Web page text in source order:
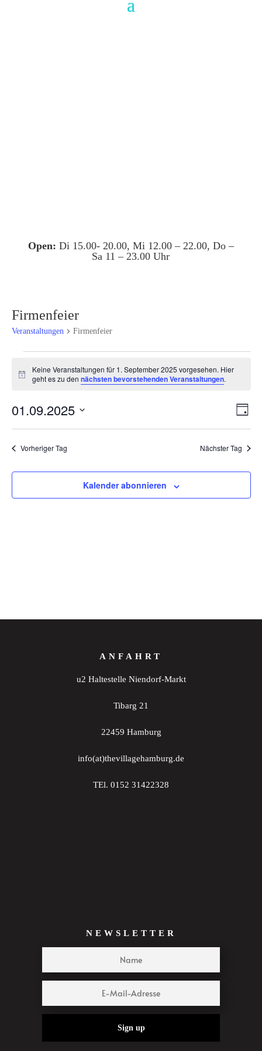
Open: Di 15.00- 20.00, Mi 12.00 – 22.00, Do –
Sa 11 – 23.00 Uhr
Firmenfeier
Veranstaltungen Firmenfeier
für
September
2025
Hinweis
Keine Veranstaltungen für 1. September 2025 vorgesehen. Hier
geht es zu dennächsten bevorstehenden Veranstaltungen.
Tag
01.09.2025
Vorheriger Tag Nächster Tag
Kalender abonnieren
ANFAHRT
u2 Haltestelle Niendorf-Markt
Tibarg 21
22459 Hamburg
info(at)thevillagehamburg.de
TEl. 0152 31422328
NEWSLETTER
Sign up